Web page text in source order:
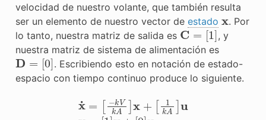
velocidad de nuestro volante, que también resulta
ser un elemento de nuestro vector de estado x. Por
lo tanto, nuestra matriz de salida es C=[1]
, y
nuestra matriz de sistema de alimentación es
D=[0]
. Escribiendo esto en notación de estado-
espacio con tiempo continuo produce lo siguiente.
kV A] x+[1 ] y = 1